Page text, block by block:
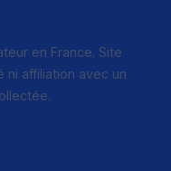
en France. Site
ni affiliation avec un